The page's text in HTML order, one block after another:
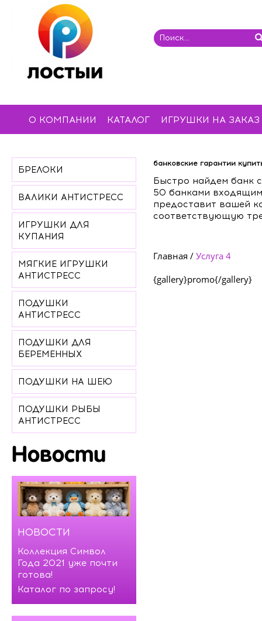
О КОМПАНИИ КАТАЛОГ ИГРУШКИ НА ЗАКАЗ
банковские гарантии
Быстро найдем банк
50 банками
предоставит вашей
соответствующую
Главная /Услуга 4
{gallery}promo{/gallery}
БРЕЛОКИ
ВАЛИКИ АНТИСТРЕСС
ИГРУШКИ ДЛЯ
КУПАНИЯ
МЯГКИЕ ИГРУШКИ
АНТИСТРЕСС
ПОДУШКИ
АНТИСТРЕСС
ПОДУШКИ ДЛЯ
БЕРЕМЕННЫХ
ПОДУШКИ НА ШЕЮ
ПОДУШКИ РЫБЫ
АНТИСТРЕСС
Новости
НОВОСТИ
Коллекция Символ
Года 2021 уже почти
готова!
Каталог по запросу!